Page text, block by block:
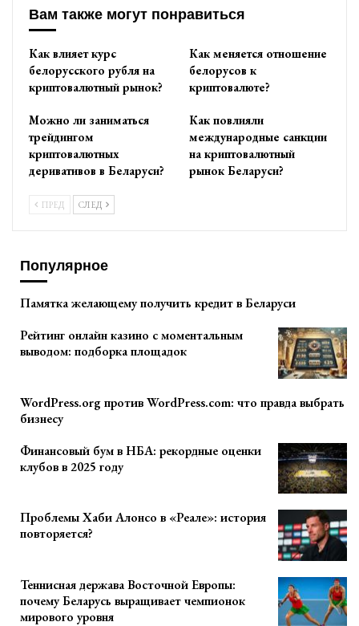
Вам также могут понравиться
Как влияет курс
белорусского рубля на
криптовалютный рынок?
Как меняется отношение
белорусов к
криптовалюте?
Можно ли заниматься
трейдингом
криптовалютных
деривативов в Беларуси?
Как повлияли
международные санкции
на криптовалютный
рынок Беларуси?
ПРЕД СЛЕД
Популярное
Памятка желающему получить кредит в Беларуси
Рейтинг онлайн казино с моментальным
выводом: подборка площадок
WordPress.org против WordPress.com: что правда выбрать
бизнесу
Финансовый бум в НБА: рекордные оценки
клубов в 2025 году
Проблемы Хаби Алонсо в «Реале»: история
повторяется?
Теннисная держава Восточной Европы:
почему Беларусь выращивает чемпионок
мирового уровня